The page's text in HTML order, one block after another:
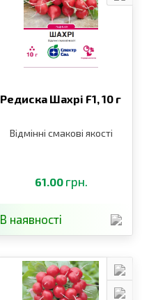
Редиска Шахрі F1,10 г
Відмінні смакові якості
61.00 грн.
В наявності